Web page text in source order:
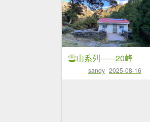
雪山系列------20峰
sandy 2025-08-16